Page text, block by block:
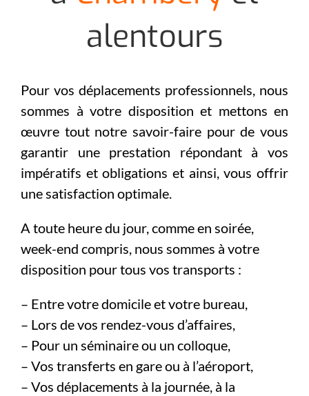
alentours
Pour vos déplacements professionnels, nous
sommes à votre disposition et mettons en
œuvre tout notre savoir-faire pour de vous
garantir une prestation répondant à vos
impératifs et obligations et ainsi, vous offrir
une satisfaction optimale.
A toute heure du jour, comme en soirée,
week-end compris, nous sommes à votre
disposition pour tous vos transports :
– Entre votre domicile et votre bureau,
– Lors de vos rendez-vous d’affaires,
– Pour un séminaire ou un colloque,
– Vos transferts en gare ou à l’aéroport,
– Vos déplacements à la journée, à la